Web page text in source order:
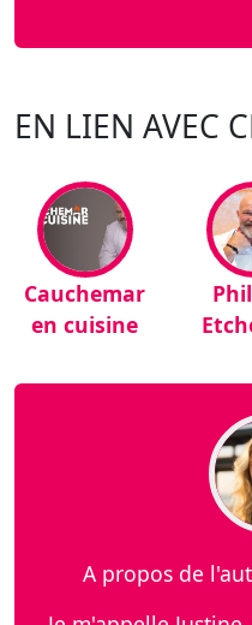
EN LIEN AVEC
Cauchemar
en cuisine
A propos de